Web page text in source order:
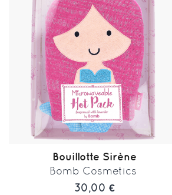
Bouillotte Sirène
Bomb Cosmetics
30,00 €